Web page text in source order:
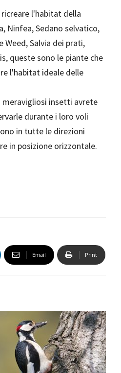
ricreare l'habitat della
Ninfea, Sedano selvatico,
Weed, Salvia dei prati,
queste sono le piante che
l'habitat ideale delle
meravigliosi insetti avrete
durante i loro voli
in tutte le direzioni
in posizione orizzontale.
Email Print